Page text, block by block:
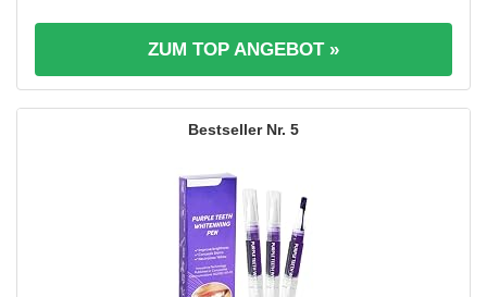
ZUM TOP ANGEBOT »
5